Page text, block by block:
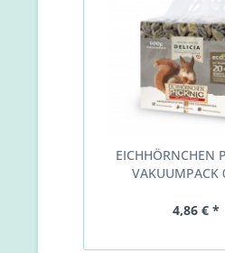
EICHHÖRNCHEN
VAKUUMPACK
4,86 € *